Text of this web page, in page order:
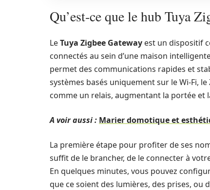
Qu’est-ce que le hub Tuya
LeTuya Zigbee Gateway est un dispositif
connectés au sein d’une maison
permet des communications rapides et
systèmes basés uniquement sur le Wi-Fi,
comme un relais, augmentant la portée et
A voir aussi : Marier domotique et
La première étape pour profiter de ses
suffit de le brancher, de le connecter à
En quelques minutes, vous pouvez
que ce soient des lumières, des prises, ou